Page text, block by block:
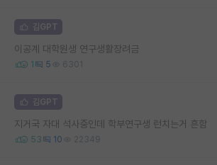
김GPT
이공계 대학원생 연구생활장려금
1 5 6301
김GPT
지거국 자대 석사중인데 학부연구생 런치는거 흔함
53 10 22349